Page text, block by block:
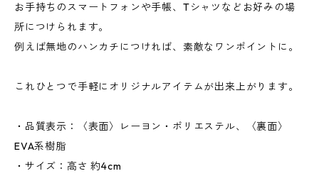
お手持ちのスマートフォンや手帳、Tシャツなどお好みの場
所につけられます。
例えば無地のハンカチにつければ、素敵なワンポイントに。
これひとつで手軽にオリジナルアイテムが出来上がります。
・品質表示：〈表面〉レーヨン・ポリエステル、〈裏面〉
EVA系樹脂
・サイズ：高さ 約4cm